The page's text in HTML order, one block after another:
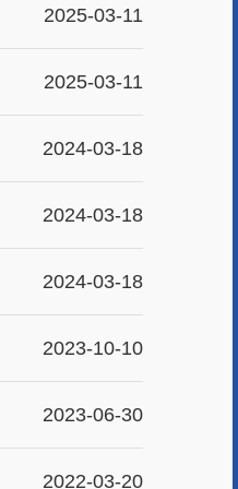
2025-03-11
2025-03-11
2024-03-18
2024-03-18
2024-03-18
2023-10-10
2023-06-30
2022-03-20